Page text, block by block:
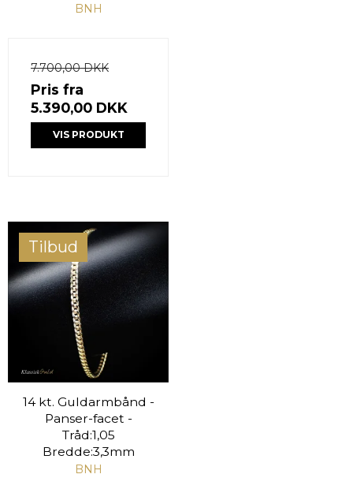
BNH
7.700,00 DKK
Pris fra
5.390,00 DKK
VIS PRODUKT
Tilbud
14 kt. Guldarmbånd -
Panser-facet -
Tråd:1,05
Bredde:3,3mm
BNH